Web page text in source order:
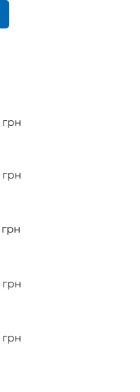
грн
грн
грн
грн
грн